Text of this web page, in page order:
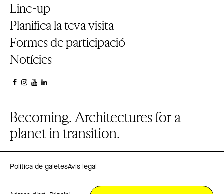
Line-up
Planifica la teva visita
Formes de participació
Notícies
Becoming. Architectures for a
planet in transition.
Política de galetesAvis legal